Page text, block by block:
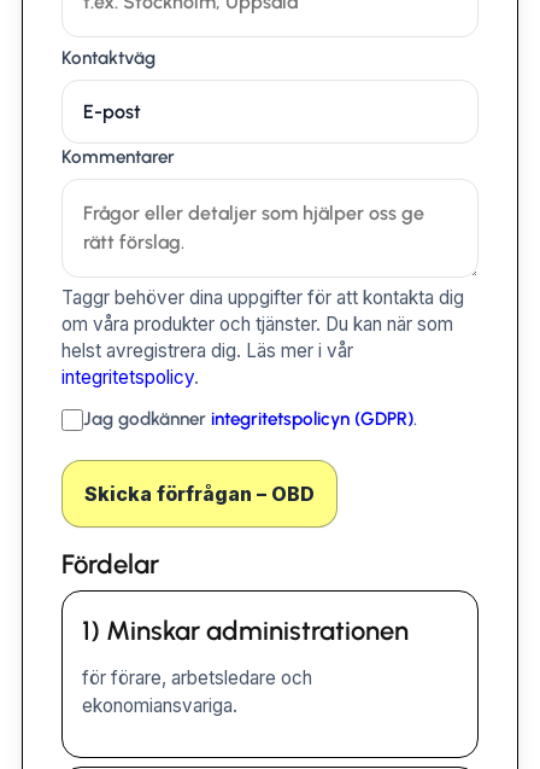
Kontaktväg
Kommentarer
Taggr behöver dina uppgifter för att kontakta dig
om våra produkter och tjänster. Du kan när som
helst avregistrera dig. Läs mer i vår
integritetspolicy.
Jag godkänner integritetspolicyn (GDPR).
Skicka förfrågan – OBD
Fördelar
1) Minskar administrationen
för förare, arbetsledare och
ekonomiansvariga.